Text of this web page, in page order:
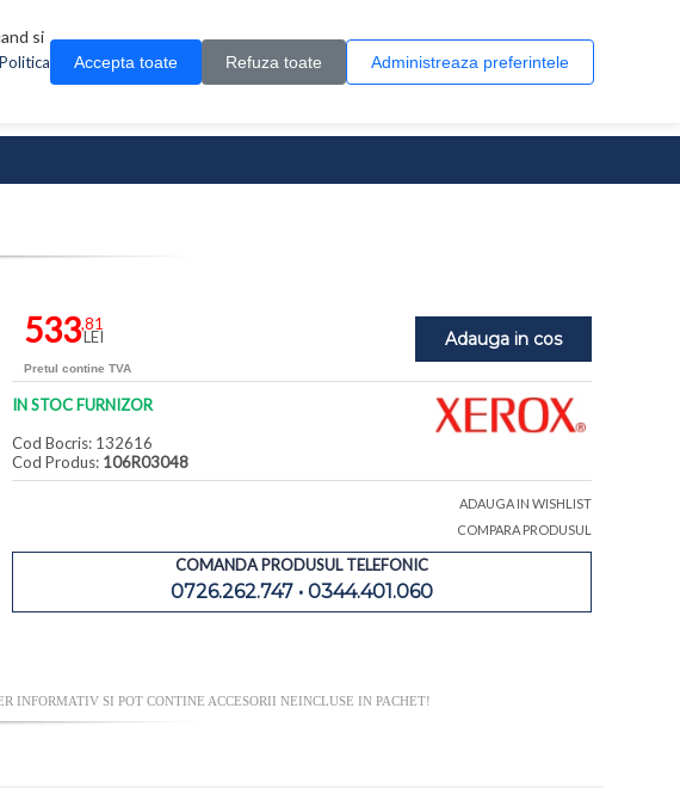
si
Politica
Accepta toate Refuza toate Administreaza preferintele
0 produs(e)
Adauga in cos
533,81
LEI
Pretul contine TVA
IN STOC FURNIZOR
Cod Bocris: 132616
Cod Produs: 106R03048
ADAUGA IN WISHLIST
COMPARA PRODUSUL
COMANDA PRODUSUL TELEFONIC
0726.262.747 • 0344.401.060
INFORMATIV SI POT CONTINE ACCESORII NEINCLUSE IN PACHET!